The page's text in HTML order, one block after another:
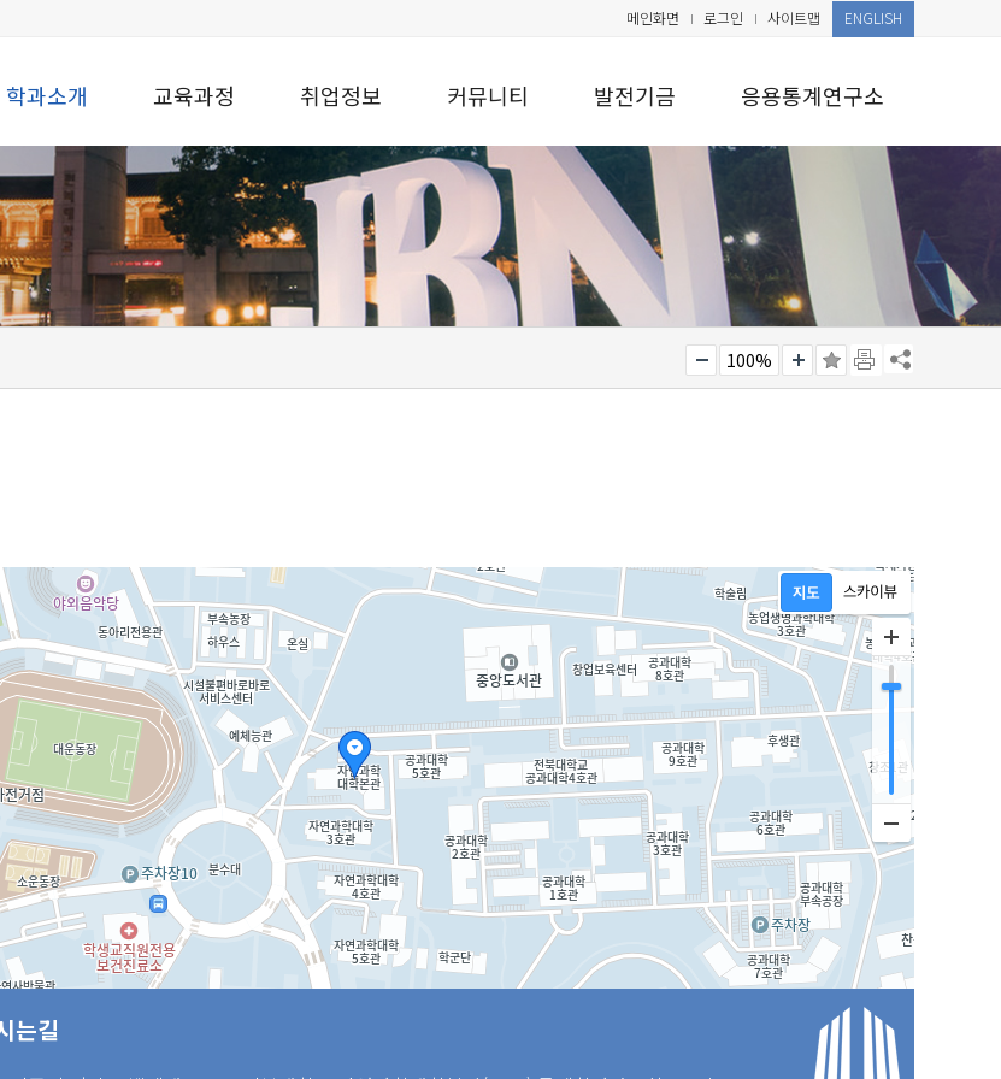
메인화면 로그인 사이트맵 ENGLISH
학과소개 교육과정 취업정보 커뮤니티 발전기금 응용통계연구소
100%
는길